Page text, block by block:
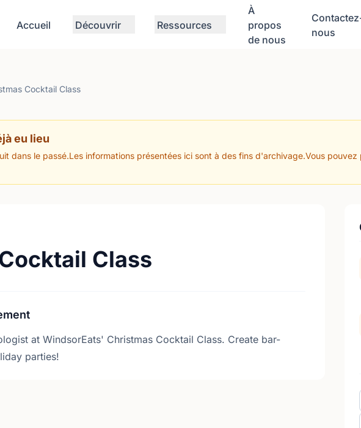
Accueil Découvrir Ressources
À
propos
de nous
nous
Cocktail Class
eu lieu
dans le passé.Les informations présentées ici sont à des fins d'archivage.Vous
Class
at WindsorEats' Christmas Cocktail Class. Create bar-
parties!